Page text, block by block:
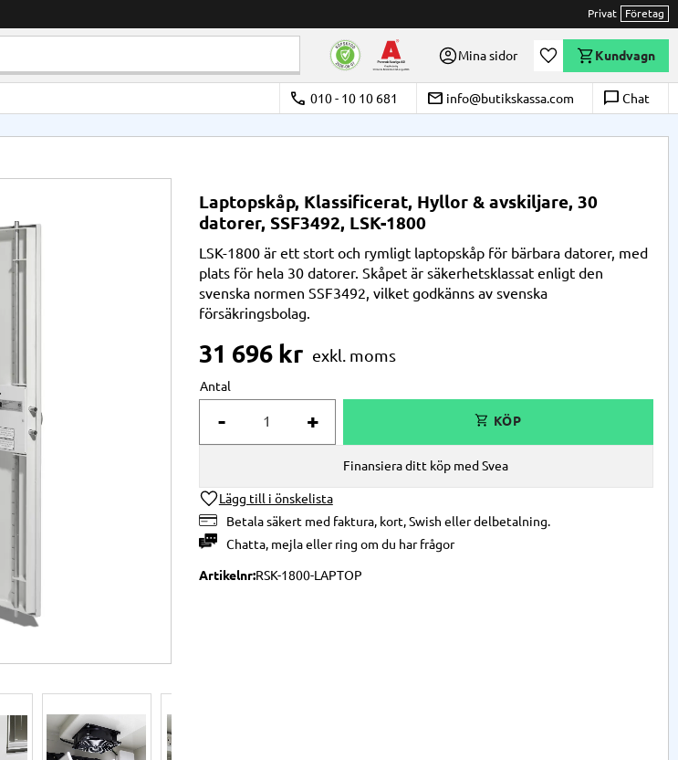
Privat Företag
Mina sidor Önskelista
Kundvagn
call 010 - 10 10 681 email info@butikskassa.com chat_bubble_outline Chat
Laptopskåp, Klassificerat, Hyllor & avskiljare, 30
datorer, SSF3492, LSK-1800
LSK-1800 är ett stort och rymligt laptopskåp för bärbara datorer, med
plats för hela 30 datorer. Skåpet är säkerhetsklassat enligt den
svenska normen SSF3492, vilket godkänns av svenska
försäkringsbolag.
31 696kr
Antal
+
-
Lägg till i önskelista
Betala säkert med faktura, kort, Swish eller delbetalning.
Chatta, mejlaellerring om du har frågor
Finansiera ditt köp med Svea
ArtikelnrRSK-1800-LAPTOP